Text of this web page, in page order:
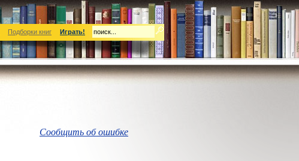
Подборки книг Играть!
Сообщить об ошибке